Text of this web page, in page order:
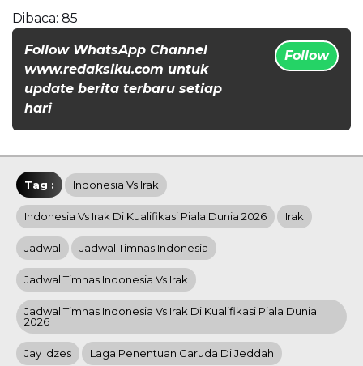
Dibaca: 85
Follow WhatsApp Channel
www.redaksiku.com untuk
update berita terbaru setiap
hari
Follow
Tag : Indonesia Vs Irak
Indonesia Vs Irak Di Kualifikasi Piala Dunia 2026 Irak
Jadwal Jadwal Timnas Indonesia
Jadwal Timnas Indonesia Vs Irak
Jadwal Timnas Indonesia Vs Irak Di Kualifikasi Piala Dunia
2026
Jay Idzes Laga Penentuan Garuda Di Jeddah